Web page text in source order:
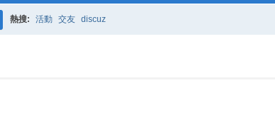
熱搜: 活動 交友 discuz